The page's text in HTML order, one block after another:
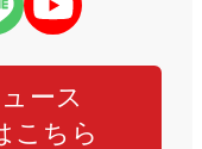
ース
こちら